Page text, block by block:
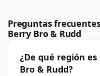
Preguntas
Berry Bro & Rudd
¿De qué región
Bro & Rudd?